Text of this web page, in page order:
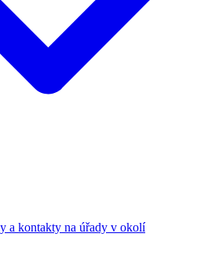
a kontakty na úřady v okolí